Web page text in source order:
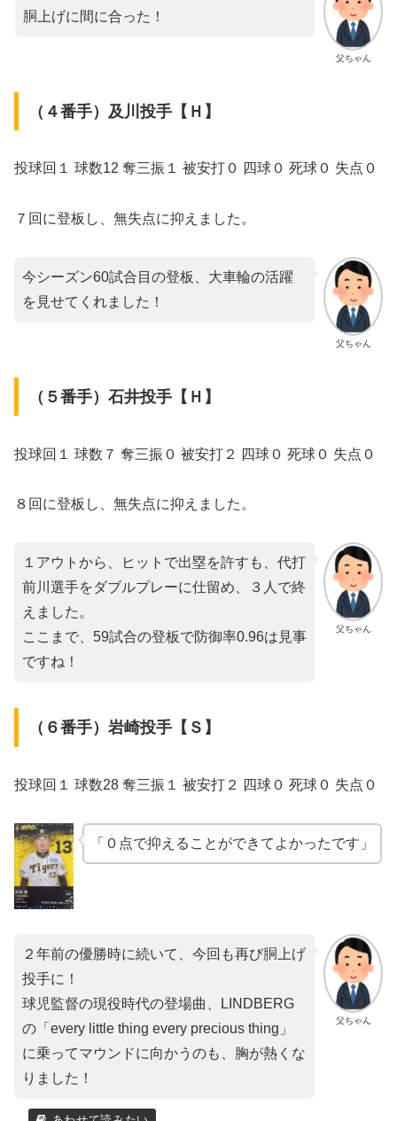
父ちゃん
胴上げに間に合った！
（４番手）及川投手【Ｈ】
投球回１ 球数12 奪三振１ 被安打０ 四球０ 死球０ 失点０
７回に登板し、無失点に抑えました。
父ちゃん
今シーズン60試合目の登板、大車輪の活躍
を見せてくれました！
（５番手）石井投手【Ｈ】
投球回１ 球数７ 奪三振０ 被安打２ 四球０ 死球０ 失点０
８回に登板し、無失点に抑えました。
父ちゃん
１アウトから、ヒットで出塁を許すも、代打
前川選手をダブルプレーに仕留め、３人で終
えました。
ここまで、59試合の登板で防御率0.96は見事
ですね！
（６番手）岩崎投手【Ｓ】
投球回１ 球数28 奪三振１ 被安打２ 四球０ 死球０ 失点０
「０点で抑えることができてよかったです」
父ちゃん
２年前の優勝時に続いて、今回も再び胴上げ
投手に！
球児監督の現役時代の登場曲、LINDBERG
の「every little thing every precious thing」
に乗ってマウンドに向かうのも、胸が熱くな
りました！